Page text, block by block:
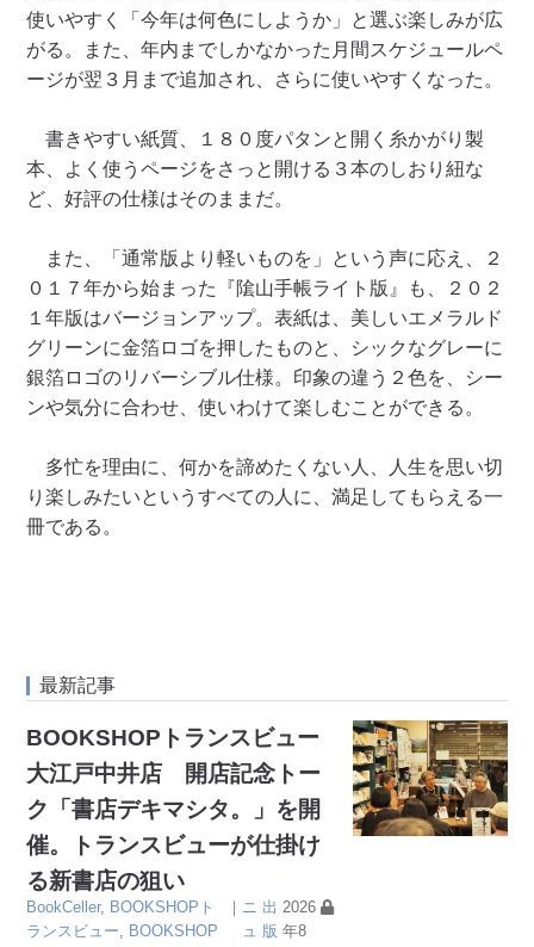
使いやすく「今年は何色にしようか」と選ぶ楽しみが広
がる。また、年内までしかなかった月間スケジュールペ
ージが翌３月まで追加され、さらに使いやすくなった。
書きやすい紙質、１８０度パタンと開く糸かがり製
本、よく使うページをさっと開ける３本のしおり紐な
ど、好評の仕様はそのままだ。
また、「通常版より軽いものを」という声に応え、２
０１７年から始まった『隂山手帳ライト版』も、２０２
１年版はバージョンアップ。表紙は、美しいエメラルド
グリーンに金箔ロゴを押したものと、シックなグレーに
銀箔ロゴのリバーシブル仕様。印象の違う２色を、シー
ンや気分に合わせ、使いわけて楽しむことができる。
多忙を理由に、何かを諦めたくない人、人生を思い切
り楽しみたいというすべての人に、満足してもらえる一
冊である。
最新記事
BOOKSHOPトランスビュー
大江戸中井店 開店記念トー
ク「書店デキマシタ。」を開
催。トランスビューが仕掛け
る新書店の狙い
BookCeller, BOOKSHOPト
ランスビュー
BOOKSHOP
｜ ニ
ュ
出
版
2026
年8